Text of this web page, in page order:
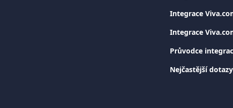
Integrace
Integrace
Průvodce
Nejčastější